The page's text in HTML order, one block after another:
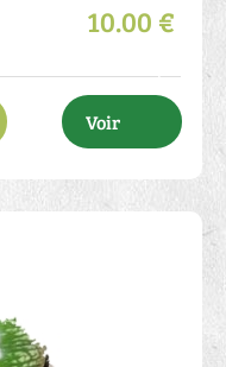
10.00 €
Voir